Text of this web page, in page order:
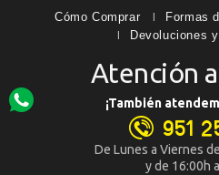
Cómo Comprar Formas
Devoluciones
Atención
¡También
951
De Lunes a Viernes
y de 16:00h